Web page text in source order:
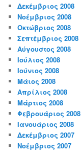
Δεκέμβριος 2008
Νοέμβριος 2008
Οκτώβριος 2008
Σεπτέμβριος 2008
Αύγουστος 2008
Ιούλιος 2008
Ιούνιος 2008
Μάιος 2008
Απρίλιος 2008
Μάρτιος 2008
Φεβρουάριος 2008
Ιανουάριος 2008
Δεκέμβριος 2007
Νοέμβριος 2007